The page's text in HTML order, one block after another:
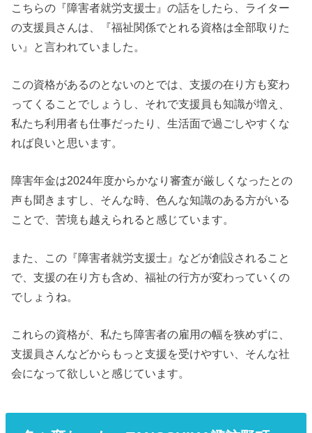
こちらの『障害者就労支援士』の話をしたら、ライター
の支援員さんは、『福祉関係でとれる資格は全部取りた
い』と言われていました。
この資格があるのとないのとでは、支援の在り方も変わ
ってくることでしょうし、それで支援員も知識が増え、
私たち利用者も仕事だったり、生活面で過ごしやすくな
れば良いと思います。
障害年金は2024年度からかなり審査が厳しくなったとの
声も聞きますし、そんな時、色んな知識のある方がいる
ことで、苦境も越えられると感じています。
また、この『障害者就労支援士』などが創設されること
で、支援の在り方も含め、福祉の行方が変わっていくの
でしょうね。
これらの資格が、私たち障害者の雇用の幅を狭めずに、
支援員さんなどからもっと支援を受けやすい、そんな社
会になって欲しいと感じています。